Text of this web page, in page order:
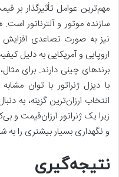
مهم‌ترین عوامل تأثیرگذار بر
سازنده موتور و آلترناتور است.
نیز به صورت تصاعدی افزایش
اروپایی و آمریکایی به دلیل
برندهای چینی دارند. برای
با دیزل ژنراتور با توان
انتخاب ارزان‌ترین گزینه، به
زیرا یک ژنراتور ارزان‌قیمت و
و نگهداری بسیار بیشتری را به
نتیجه‌گیری